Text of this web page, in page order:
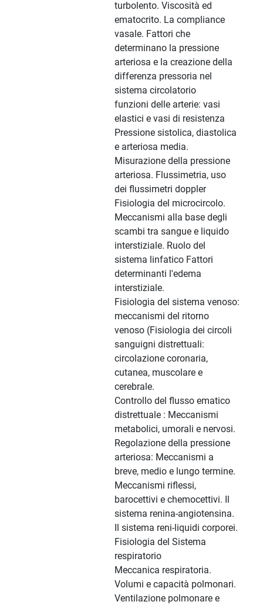
turbolento. Viscosità ed
ematocrito. La compliance
vasale. Fattori che
determinano la pressione
arteriosa e la creazione della
differenza pressoria nel
sistema circolatorio
funzioni delle arterie: vasi
elastici e vasi di resistenza
Pressione sistolica, diastolica
e arteriosa media.
Misurazione della pressione
arteriosa. Flussimetria, uso
dei flussimetri doppler
Fisiologia del microcircolo.
Meccanismi alla base degli
scambi tra sangue e liquido
interstiziale. Ruolo del
sistema linfatico Fattori
determinanti l'edema
interstiziale.
Fisiologia del sistema venoso:
meccanismi del ritorno
venoso (Fisiologia dei circoli
sanguigni distrettuali:
circolazione coronaria,
cutanea, muscolare e
cerebrale.
Controllo del flusso ematico
distrettuale : Meccanismi
metabolici, umorali e nervosi.
Regolazione della pressione
arteriosa: Meccanismi a
breve, medio e lungo termine.
Meccanismi riflessi,
barocettivi e chemocettivi. Il
sistema renina-angiotensina.
Il sistema reni-liquidi corporei.
Fisiologia del Sistema
respiratorio
Meccanica respiratoria.
Volumi e capacità polmonari.
Ventilazione polmonare e